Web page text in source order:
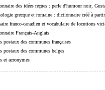
des idées reçues : perle d'humour noir,
grecque et romaine : dictionnaire créé à
franco-canadien et vocabulaire de locutions
Français-Anglais
postaux des communes françaises
postaux des communes belges
et acronymes